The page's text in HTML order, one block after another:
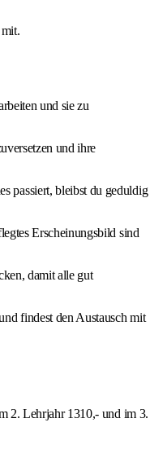
und sie zu
und ihre
passiert, bleibst du geduldig
Erscheinungsbild sind
damit alle gut
findest den Austausch mit
2. Lehrjahr 1310,- und im 3.